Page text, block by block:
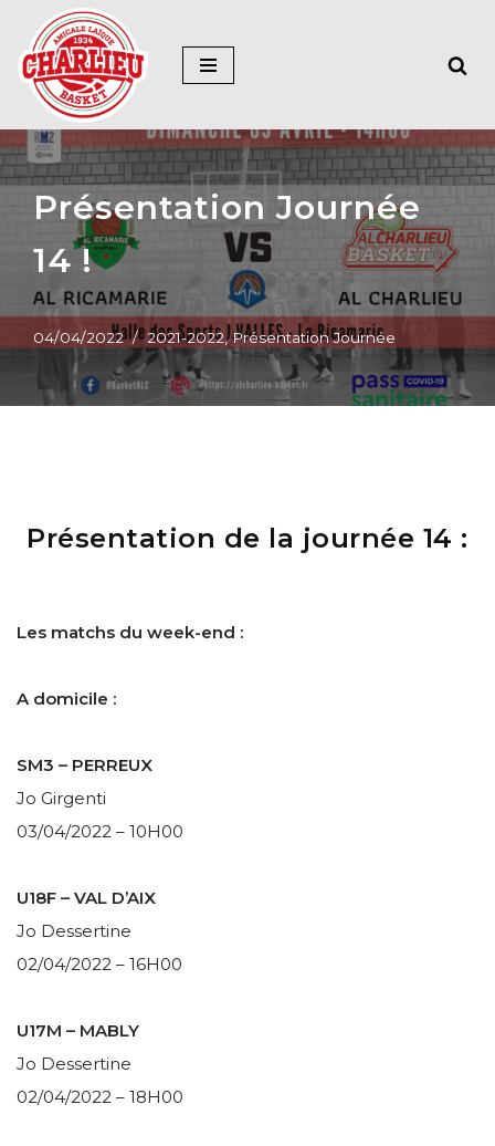
Aller
au
contenu
Présentation Journée
14 !
04/04/2022 2021-2022,Présentation Journée
Présentation de la journée 14 :
Les matchs du week-end :
A domicile :
SM3 – PERREUX
Jo Girgenti
03/04/2022 – 10H00
U18F – VAL D’AIX
Jo Dessertine
02/04/2022 – 16H00
U17M – MABLY
Jo Dessertine
02/04/2022 – 18H00